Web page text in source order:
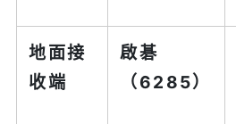
地面接
收端
啟碁
（6285）